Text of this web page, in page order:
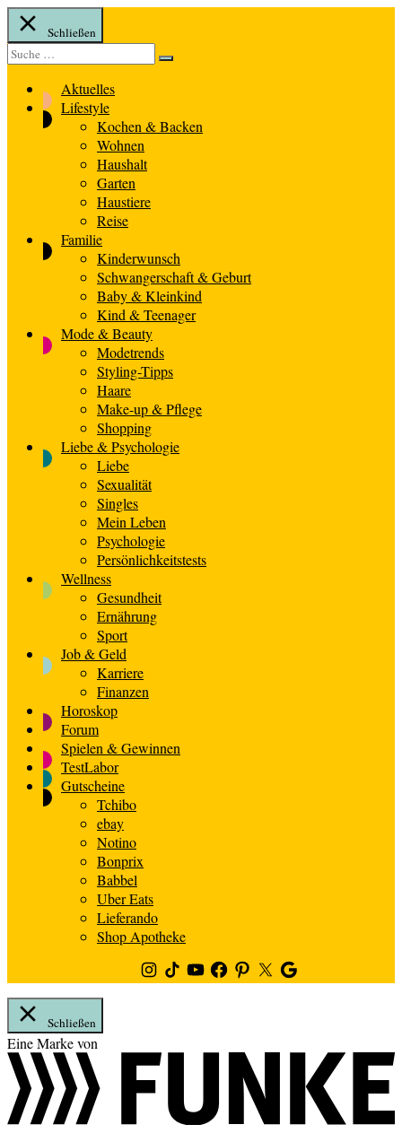
Schließen
Suche
nach:
Suche
Aktuelles
Lifestyle
Kochen & Backen
Wohnen
Haushalt
Garten
Haustiere
Reise
Familie
Kinderwunsch
Schwangerschaft & Geburt
Baby & Kleinkind
Kind & Teenager
Mode & Beauty
Modetrends
Styling-Tipps
Haare
Make-up & Pflege
Shopping
Liebe & Psychologie
Liebe
Sexualität
Singles
Mein Leben
Psychologie
Persönlichkeitstests
Wellness
Gesundheit
Ernährung
Sport
Job & Geld
Karriere
Finanzen
Horoskop
Forum
Spielen & Gewinnen
TestLabor
Gutscheine
Tchibo
ebay
Notino
Bonprix
Babbel
Uber Eats
Lieferando
Shop Apotheke
Instagram
TikTokYoutubeFacebook
PinterestTwitterGoogle
News
Schließen
Zum
Inhalt
springen
Eine Marke von